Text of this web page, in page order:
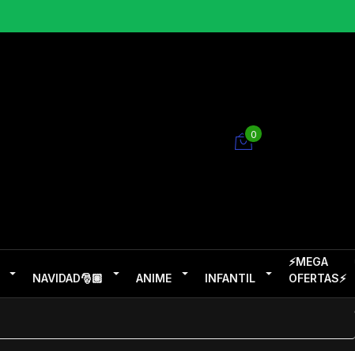
0
NAVIDAD🎅🏽 ANIME INFANTIL
⚡MEGA
OFERTAS⚡